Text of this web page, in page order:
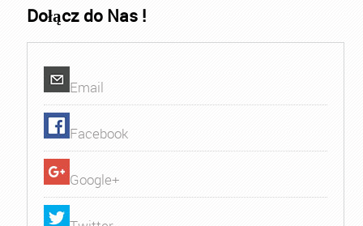
Dołącz do Nas !
Email
Facebook
Google+